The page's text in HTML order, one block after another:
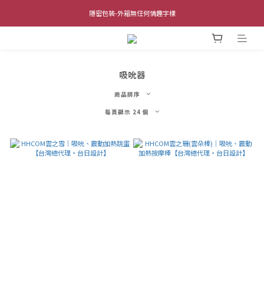
全館單筆滿$1,000 超商取貨免運費 (不含離島及海外地區)
隱密包裝-外箱無任何情趣字樣
全館單筆滿$1,000 超商取貨免運費 (不含離島及海外地區)
吸吮器
商品排序
每頁顯示 24 個